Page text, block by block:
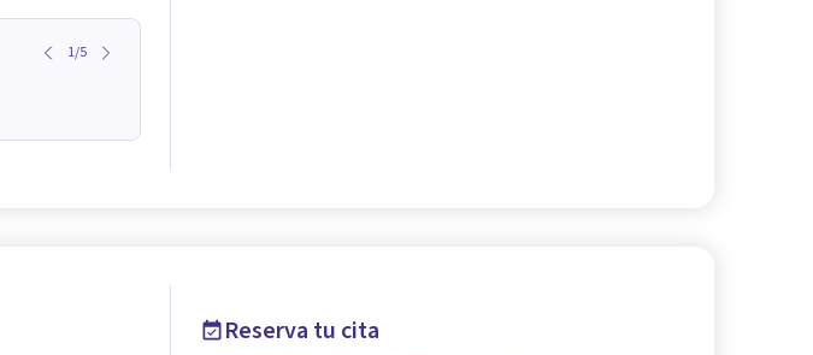
1/5
Reserva tu cita